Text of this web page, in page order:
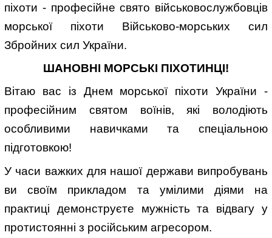
піхоти - професійне свято військовослужбовців
морської піхоти Військово-морських сил
Збройних сил України.
ШАНОВНІ МОРСЬКІ ПІХОТИНЦІ!
Вітаю вас із Днем морської піхоти України -
професійним святом воїнів, які володіють
особливими навичками та спеціальною
підготовкою!
У часи важких для нашої держави випробувань
ви своїм прикладом та умілими діями на
практиці демонструєте мужність та відвагу у
протистоянні з російським агресором.